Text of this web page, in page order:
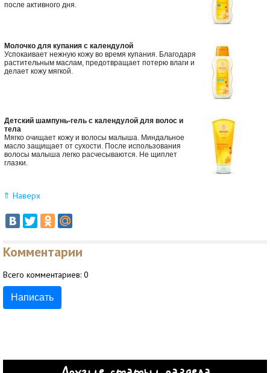
после активного дня.
Молочко для купания с календулой
Успокаивает нежную кожу во время купания. Благодаря
растительным маслам, предотвращает потерю влаги и
делает кожу мягкой.
Детский шампунь-гель с календулой для волос и
тела
Мягко очищает кожу и волосы малыша. Миндальное
масло защищает от сухости. После использования
волосы малыша легко расчесываются. Не щиплет
глазки.
⇑ Наверх
Комментарии
Всего комментариев: 0
Написать